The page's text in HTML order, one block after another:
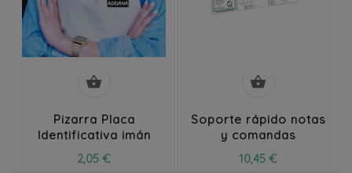

Pizarra Placa
Identificativa imán
2,05 €

Soporte rápido notas
y comandas
10,45 €